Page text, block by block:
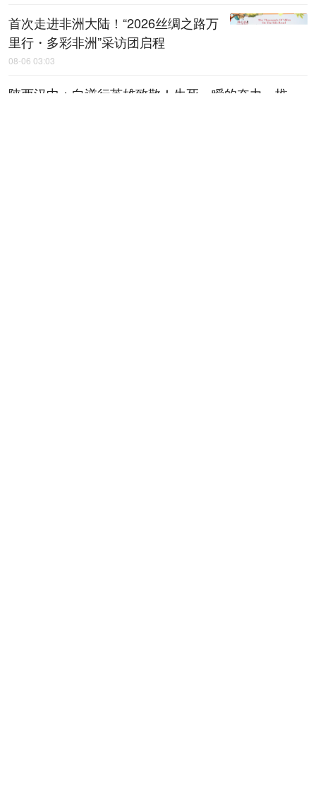
首次走进非洲大陆！“2026丝绸之路万
里行・多彩非洲”采访团启程
08-06 03:03
陕西汉中：向逆行英雄致敬！生死一瞬的奋力一推